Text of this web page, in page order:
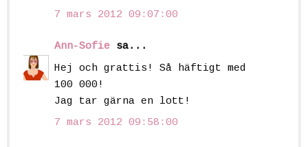
7 mars 2012 09:07:00
Ann-Sofie sa...
Hej och grattis! Så häftigt med
100 000!
Jag tar gärna en lott!
7 mars 2012 09:58:00